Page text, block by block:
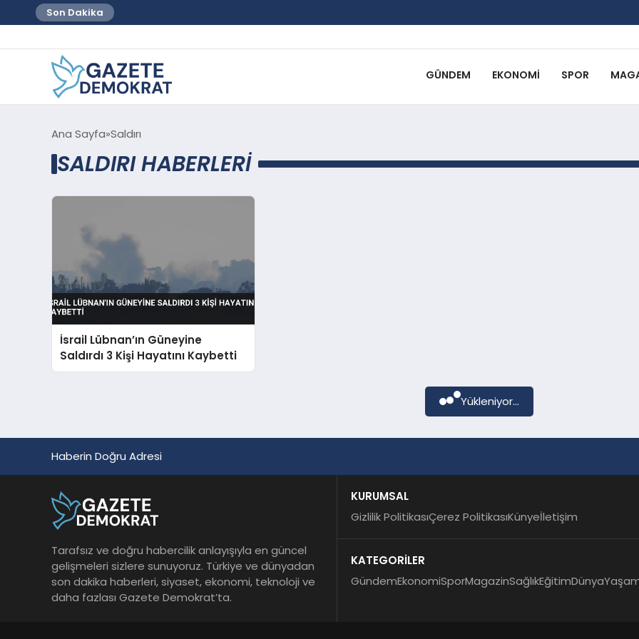
Son Dakika
GÜNDEM EKONOMI SPOR
Ana Sayfa Saldırı
SALDIRI HABERLERI
İsrail Lübnan’ın Güneyine
Saldırdı 3 Kişi Hayatını Kaybetti
Yükleniyor...
Haberin Doğru Adresi
Tarafsız ve doğru habercilik anlayışıyla en güncel
gelişmeleri sizlere sunuyoruz. Türkiye ve dünyadan
son dakika haberleri, siyaset, ekonomi, teknoloji ve
daha fazlası Gazete Demokrat’ta.
KURUMSAL
Gizlilik PolitikasıÇerez PolitikasıKünyeİletişim
KATEGORİLER
GündemEkonomiSporMagazinSağlıkEğitimDünya